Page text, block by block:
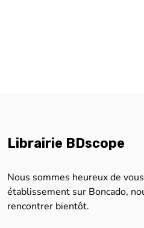
Librairie BDscope
Nous sommes heureux de
établissement sur Boncado,
rencontrer bientôt.